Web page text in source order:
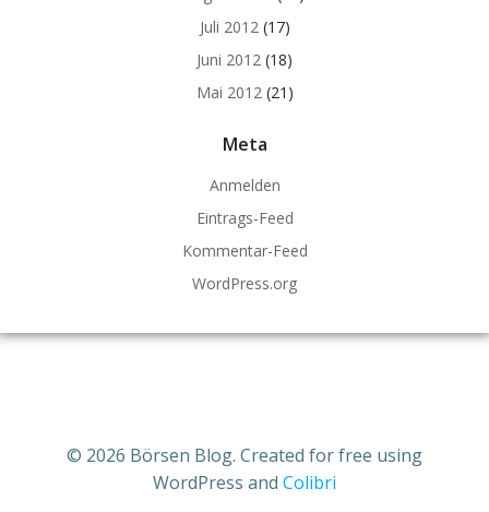
Juli 2012(17)
Juni 2012 (18)
Mai 2012(21)
Meta
Anmelden
Eintrags-Feed
Kommentar-Feed
WordPress.org
© 2026 Börsen Blog. Created for free using
WordPress and Colibri